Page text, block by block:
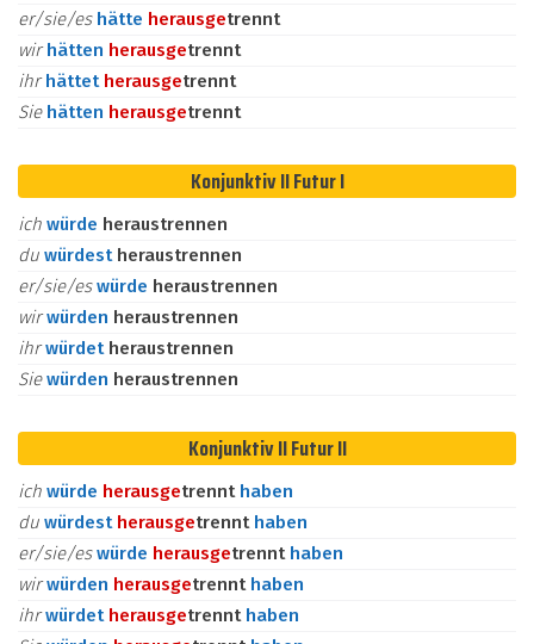
er/sie/es hätte herausgetrennt
wirhätten herausgetrennt
ihrhättet herausgetrennt
Sie hätten herausgetrennt
Konjunktiv II Futur I
ich würde heraustrennen
du würdest heraustrennen
er/sie/eswürde heraustrennen
wirwürden heraustrennen
ihrwürdet heraustrennen
Siewürden heraustrennen
Konjunktiv II Futur II
ich würde herausgetrennt haben
du würdest herausgetrennt haben
er/sie/eswürde herausgetrennt haben
wirwürden herausgetrennt haben
ihrwürdet herausgetrennt haben